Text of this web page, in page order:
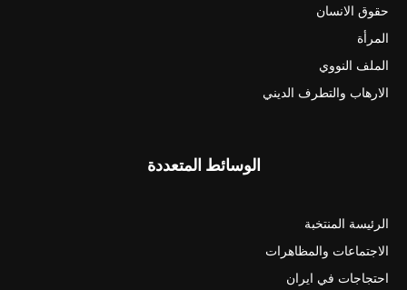
حقوق الانسان
المرأة
الملف النووي
الارهاب والتطرف الديني
الوسائط المتعددة
الرئيسة المنتخبة
الاجتماعات والمظاهرات
احتجاجات في ايران